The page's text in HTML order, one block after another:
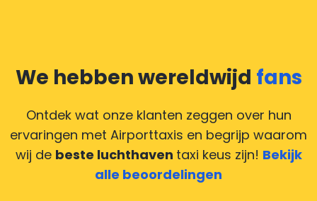
We hebben wereldwijd fans
Ontdek wat onze klanten zeggen over hun
ervaringen met Airporttaxis en begrijp waarom
wij de beste luchthaven taxi keus zijn! Bekijk
alle beoordelingen